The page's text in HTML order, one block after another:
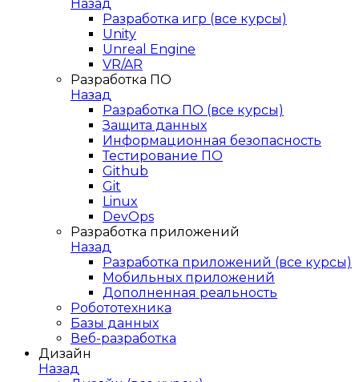
Назад
Разработка игр (все курсы)
Unity
Unreal Engine
VR/AR
Разработка ПО
Назад
Разработка ПО (все курсы)
Защита данных
Информационная безопасность
Тестирование ПО
Github
Git
Linux
DevOps
Разработка приложений
Назад
Разработка приложений (все курсы)
Мобильных приложений
Дополненная реальность
Робототехника
Базы данных
Веб-разработка
Дизайн
Назад